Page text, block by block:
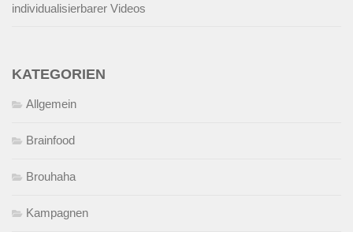
individualisierbarer Videos
KATEGORIEN
Allgemein
Brainfood
Brouhaha
Kampagnen